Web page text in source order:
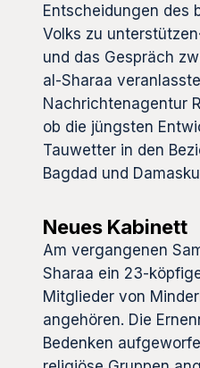
Entscheidungen des
Volks zu
und das Gespräch
al-Sharaa
Nachrichtenagentur
ob die jüngsten
Tauwetter in den
Bagdad und
Neues Kabinett
Am vergangenen
Sharaa ein 23-
Mitglieder von
angehören. Die
Bedenken